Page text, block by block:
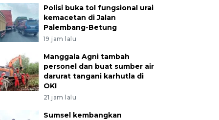
Polisi buka tol fungsional urai
kemacetan di Jalan
Palembang-Betung
19 jam lalu
Manggala Agni tambah
personel dan buat sumber air
darurat tangani karhutla di
OKI
21 jam lalu
Sumsel kembangkan